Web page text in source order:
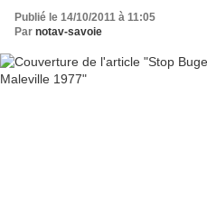
Publié le 14/10/2011 à 11:05
Par notav-savoie